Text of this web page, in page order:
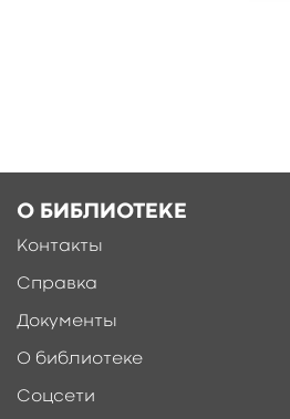
О БИБЛИОТЕКЕ
Контакты
Справка
Документы
О библиотеке
Соцсети